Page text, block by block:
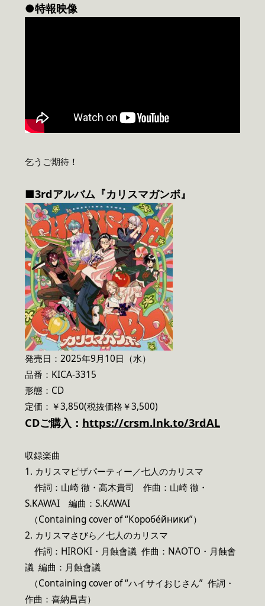
●特報映像
乞うご期待！
■3rdアルバム『カリスマガンボ』
発売日：2025年9月10日（水）
品番：KICA-3315
形態：CD
定価：￥3,850(税抜価格￥3,500)
CDご購入： https://crsm.lnk.to/3rdAL
収録楽曲
1. カリスマピザパーティー／七人のカリスマ
作詞：山崎 徹・高木貴司 作曲：山崎 徹・
S.KAWAI 編曲：S.KAWAI
（Containing cover of “Коробе́йники”）
2. カリスマさびら／七人のカリスマ
作詞： HIROKI・月蝕會議 作曲：NAOTO・月蝕會
議 編曲：月蝕會議
（Containing cover of “ハイサイおじさん” 作詞・
作曲：喜納昌吉）